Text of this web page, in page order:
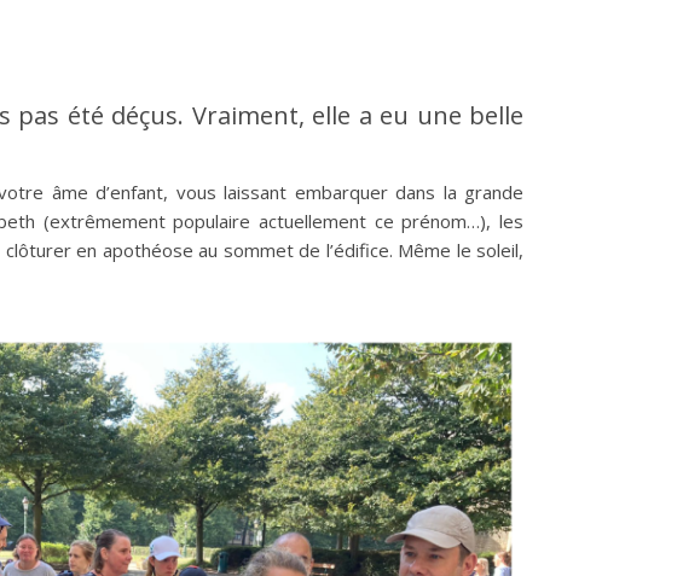
été déçus. Vraiment, elle a eu une belle
âme d’enfant, vous laissant embarquer dans la grande
(extrêmement populaire actuellement ce prénom…), les
en apothéose au sommet de l’édifice. Même le soleil,